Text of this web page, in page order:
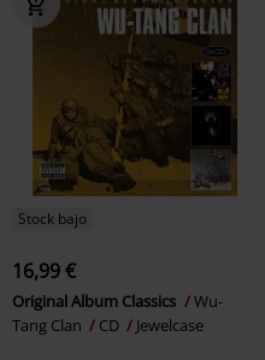
Stock bajo
16,99 €
Original Album Classics
Wu-
Tang Clan
CD Jewelcase